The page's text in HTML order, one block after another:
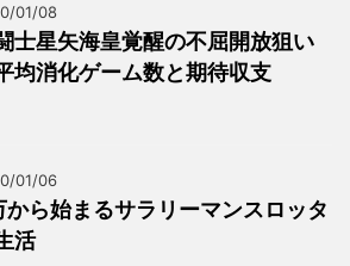
01/08
士星矢海皇覚醒の不屈開放狙い
均消化ゲーム数と期待収支
01/06
から始まるサラリーマンスロッタ
活